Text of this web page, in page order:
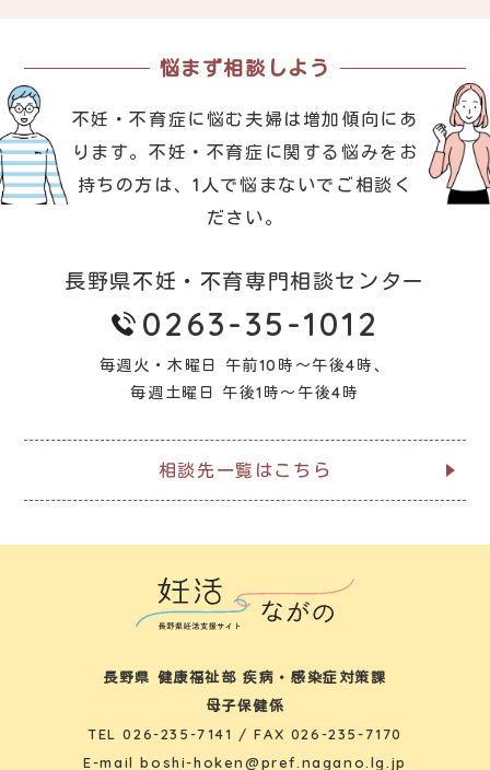
悩まず相談しよう
不妊・不育症に悩む夫婦は増加傾向にあ
ります。 不妊・不育症に関する悩みをお
持ちの方は、1人で悩まないでご相談く
ださい。
長野県不妊・不育専門相談センター
0263-35-1012
毎週火・木曜日 午前10時～午後4時、
毎週土曜日 午後1時～午後4時
相談先一覧はこちら
長野県 健康福祉部 疾病・感染症対策課
母子保健係
TEL026-235-7141 / FAX 026-235-7170
E-mailboshi-hoken@pref.nagano.lg.jp